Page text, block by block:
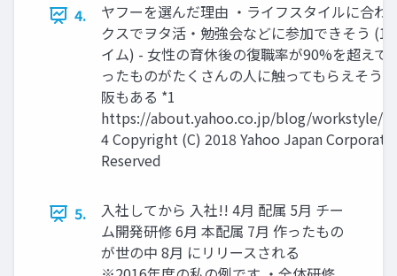
4.
ヤフーを選んだ理由 ・ライフスタイルに合わ
クスでヲタ活・勉強会などに参加できそう
イム) - 女性の育休後の復職率が90%を超えて
ったものがたくさんの人に触ってもらえそう
阪もある *1
https://about.yahoo.co.jp/blog/workstyle/
4 Copyright (C) 2018 Yahoo Japan
Reserved
5.
入社してから 入社!! 4月 配属 5月 チー
ム開発研修 6月 本配属 7月 作ったもの
が世の中 8月 にリリースされる